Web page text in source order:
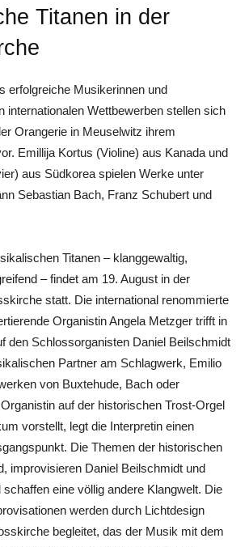
Titanen in der
erfolgreiche Musikerinnen und
internationalen Wettbewerben stellen sich
Orangerie in Meuselwitz ihrem
Emillija Kortus (Violine) aus Kanada und
aus Südkorea spielen Werke unter
Sebastian Bach, Franz Schubert und
Titanen – klanggewaltig,
– findet am 19. August in der
statt. Die international renommierte
Organistin Angela Metzger trifft in
den Schlossorganisten Daniel Beilschmidt
Partner am Schlagwerk, Emilio
von Buxtehude, Bach oder
auf der historischen Trost-Orgel
vorstellt, legt die Interpretin einen
Die Themen der historischen
improvisieren Daniel Beilschmidt und
eine völlig andere Klangwelt. Die
werden durch Lichtdesign
begleitet, das der Musik mit dem